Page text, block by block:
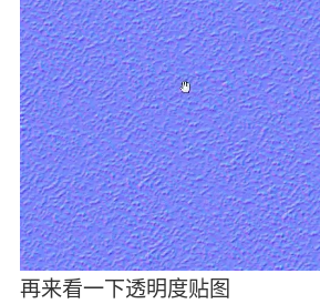
再来看一下透明度贴图